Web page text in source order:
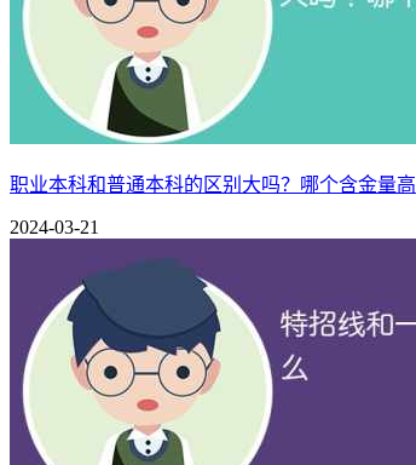
合理安排学习。
相关推荐：
微专业是什么意思？有什么好处
职业本科和普通本科的区别大吗？哪个含金量高
2024-03-21